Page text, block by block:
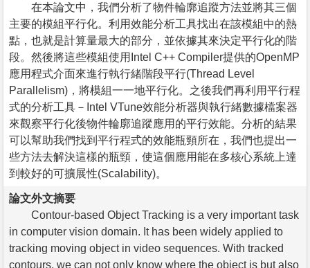
在本論文中，我們分析了物件輪廓追蹤方法並將其三個
主要的模組平行化。利用效能分析工具找出在該模組中的熱
點，也就是計算量最大的部分，並依據其來決定平行化的階
段。然後將這些模組使用Intel C++ Compiler提供的OpenMP
應用程式介面來進行執行緒階段平行(Thread Level
Parallelism)，將模組一一地平行化。之後我們再利用平行程
式的分析工具－Intel VTune效能分析器與執行緒數據檔案器
來觀察平行化後物件輪廓追蹤應用的平行效能。分析的結果
可以幫助我們找到平行程式的效能瓶頸所在，我們也提出一
些方法去解決這樣的瓶頸，使這個應用能在多核心系統上達
到較好的可擴展性(Scalability)。
論文外文摘要
Contour-based Object Tracking is a very important task
in computer vision domain. It has been widely applied to
tracking moving object in video sequences. With tracked
contours, we can not only know where the object is but also